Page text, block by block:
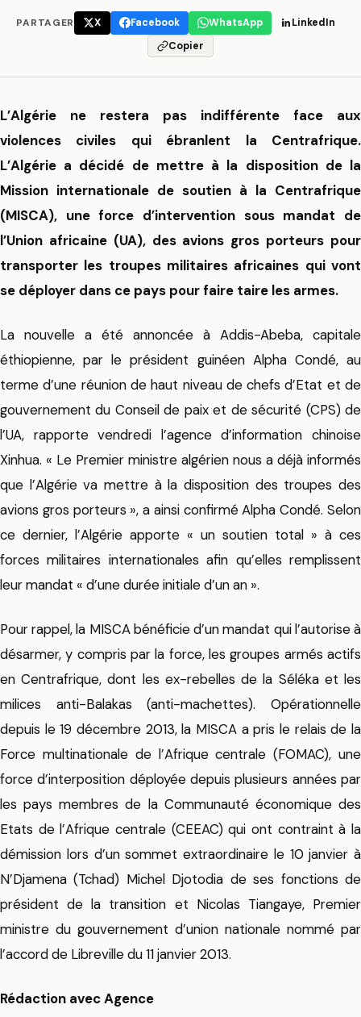
PARTAGER X Facebook WhatsApp
LinkedIn
Copier
L’Algérie ne restera pas indifférente face aux
violences civiles qui ébranlent la Centrafrique.
L’Algérie a décidé de mettre à la disposition de la
Mission internationale de soutien à la Centrafrique
(MISCA), une force d’intervention sous mandat de
l’Union africaine (UA), des avions gros porteurs pour
transporter les troupes militaires africaines qui vont
se déployer dans ce pays pour faire taire les armes.
La nouvelle a été annoncée à Addis-Abeba, capitale
éthiopienne, par le président guinéen Alpha Condé, au
terme d’une réunion de haut niveau de chefs d’Etat et de
gouvernement du Conseil de paix et de sécurité (CPS) de
l’UA, rapporte vendredi l’agence d’information chinoise
Xinhua. « Le Premier ministre algérien nous a déjà informés
que l’Algérie va mettre à la disposition des troupes des
avions gros porteurs », a ainsi confirmé Alpha Condé. Selon
ce dernier, l’Algérie apporte « un soutien total » à ces
forces militaires internationales afin qu’elles remplissent
leur mandat « d’une durée initiale d’un an ».
Pour rappel, la MISCA bénéficie d’un mandat qui l’autorise à
désarmer, y compris par la force, les groupes armés actifs
en Centrafrique, dont les ex-rebelles de la Séléka et les
milices anti-Balakas (anti-machettes). Opérationnelle
depuis le 19 décembre 2013, la MISCA a pris le relais de la
Force multinationale de l’Afrique centrale (FOMAC), une
force d’interposition déployée depuis plusieurs années par
les pays membres de la Communauté économique des
Etats de l’Afrique centrale (CEEAC) qui ont contraint à la
démission lors d’un sommet extraordinaire le 10 janvier à
N’Djamena (Tchad) Michel Djotodia de ses fonctions de
président de la transition et Nicolas Tiangaye, Premier
ministre du gouvernement d’union nationale nommé par
l’accord de Libreville du 11 janvier 2013.
Rédaction avec Agence